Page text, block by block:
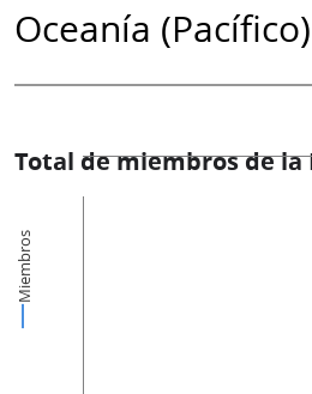
Oceanía (Pacífico)
Total de miembros de la
Miembros